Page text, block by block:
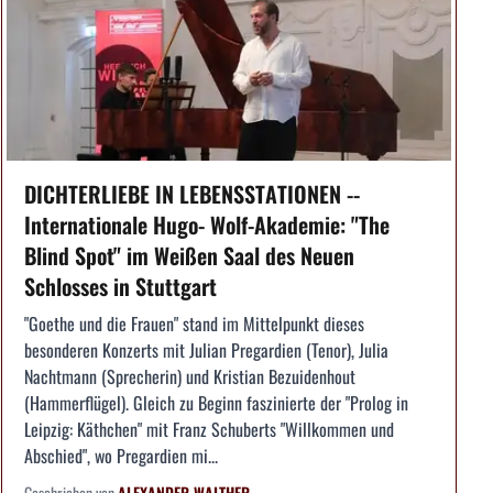
DICHTERLIEBE IN LEBENSSTATIONEN --
Internationale Hugo- Wolf-Akademie: "The
Blind Spot" im Weißen Saal des Neuen
Schlosses in Stuttgart
"Goethe und die Frauen" stand im Mittelpunkt dieses
besonderen Konzerts mit Julian Pregardien (Tenor), Julia
Nachtmann (Sprecherin) und Kristian Bezuidenhout
(Hammerflügel). Gleich zu Beginn faszinierte der "Prolog in
Leipzig: Käthchen" mit Franz Schuberts "Willkommen und
Abschied", wo Pregardien mi...